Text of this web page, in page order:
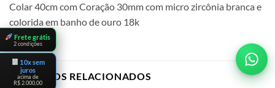
Colar 40cm com Coração 30mm com micro zircônia branca e
colorida em banho de ouro 18k
PRODUTOS RELACIONADOS
Frete grátis
2 condições
10x sem
juros
acima de
R$ 2.000,00